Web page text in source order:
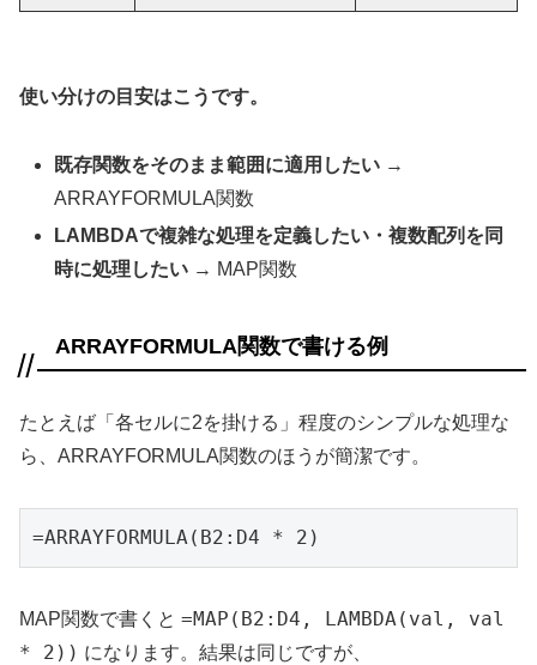
使い分けの目安はこうです。
既存関数をそのまま範囲に適用したい →
ARRAYFORMULA関数
LAMBDAで複雑な処理を定義したい・複数配列を同
時に処理したい → MAP関数
ARRAYFORMULA関数で書ける例
たとえば「各セルに2を掛ける」程度のシンプルな処理な
ら、ARRAYFORMULA関数のほうが簡潔です。
=ARRAYFORMULA(B2:D4 * 2)
MAP関数で書くと =MAP(B2:D4, LAMBDA(val, val
* 2)) になります。結果は同じですが、